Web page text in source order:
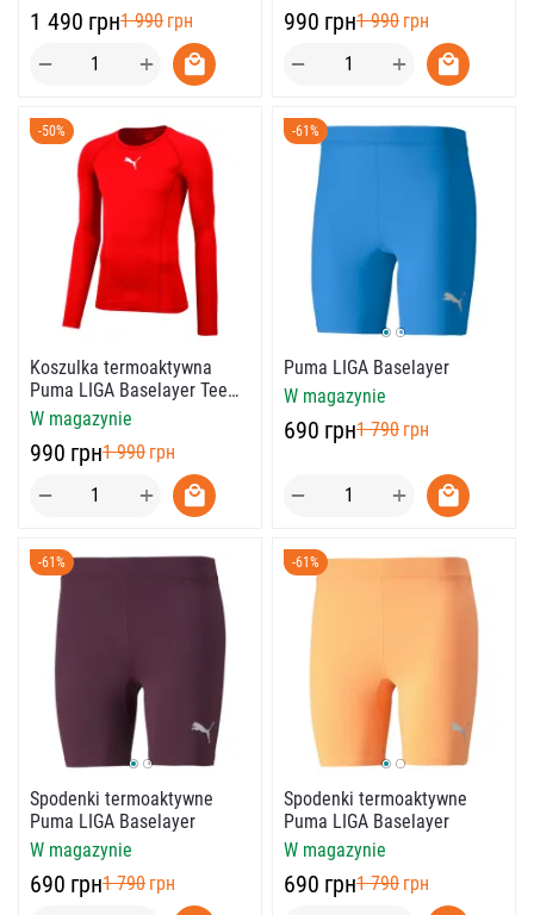
‍1 490‍ грн‍1 990‍ грн
+
−
‍990‍ грн‍1 990‍ грн
+
−
-50%
Koszulka termoaktywna
Puma LIGA Baselayer Tee
LS
W magazynie
‍990‍ грн‍1 990‍ грн
+
−
-61%
Puma LIGA Baselayer
W magazynie
‍690‍ грн‍1 790‍ грн
+
−
-61%
Spodenki termoaktywne
Puma LIGA Baselayer
W magazynie
‍690‍ грн‍1 790‍ грн
-61%
Spodenki termoaktywne
Puma LIGA Baselayer
W magazynie
‍690‍ грн‍1 790‍ грн